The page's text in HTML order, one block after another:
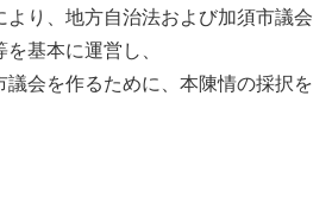
より、地方自治法および加須市議会
基本に運営し、
議会を作るために、本陳情の採択を